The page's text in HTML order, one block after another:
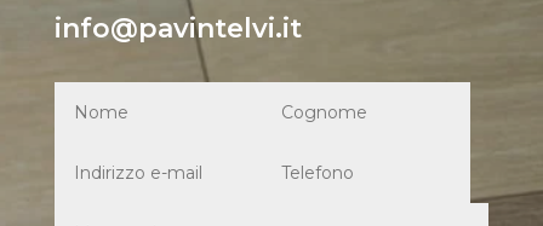
info@pavintelvi.it